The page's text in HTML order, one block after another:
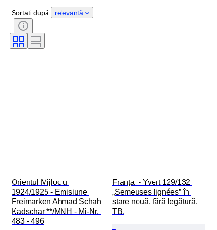
Certificare
Tehnică
Semnătură
Copertă
Culoare
Sortați după relevanță
Orientul Mijlociu
1924/1925 - Emisiune
Freimarken Ahmad Schah
Kadschar **/MNH - Mi-Nr.
483 - 496
Franța  - Yvert 129/132
„Semeuses lignées” în
stare nouă, fără legătură.
TB.